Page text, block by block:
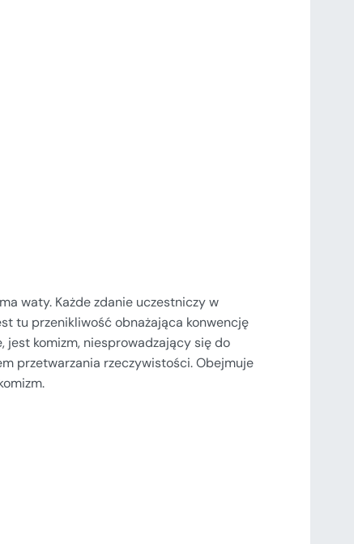
waty. Każde zdanie uczestniczy w
tu przenikliwość obnażająca konwencję
jest komizm, niesprowadzający się do
przetwarzania rzeczywistości. Obejmuje